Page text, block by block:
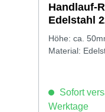
Handlauf-
Edelstahl
Höhe: ca.
Material:
Sofort
Werktage